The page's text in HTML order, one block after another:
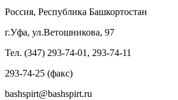
Россия, Республика Башкортостан
г.Уфа, ул.Ветошникова, 97
Тел. (347) 293-74-01, 293-74-11
293-74-25 (факс)
bashspirt@bashspirt.ru